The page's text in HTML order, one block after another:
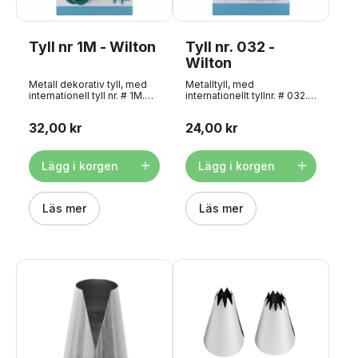
Tyll nr 1M - Wilton
Metall dekorativ tyll, med
internationell tyll nr. # 1M.
stjärnmönster, blommor,
rekommenderas inte. Den
här sprutan passar ihop
med den stora
sprutadaptern och
sprutpåsen.
32,00 kr
Lägg i korgen
Läs mer
Tyll nr. 032 -
Wilton
Metalltyll, med
internationellt tyllnr. # 032.
mellanstora stjärnor,
Maskindisk
rekommenderas inte.
Denna tyll passar
tillsammans med standard
tylladapter och spritspåsar.
24,00 kr
Lägg i korgen
Läs mer